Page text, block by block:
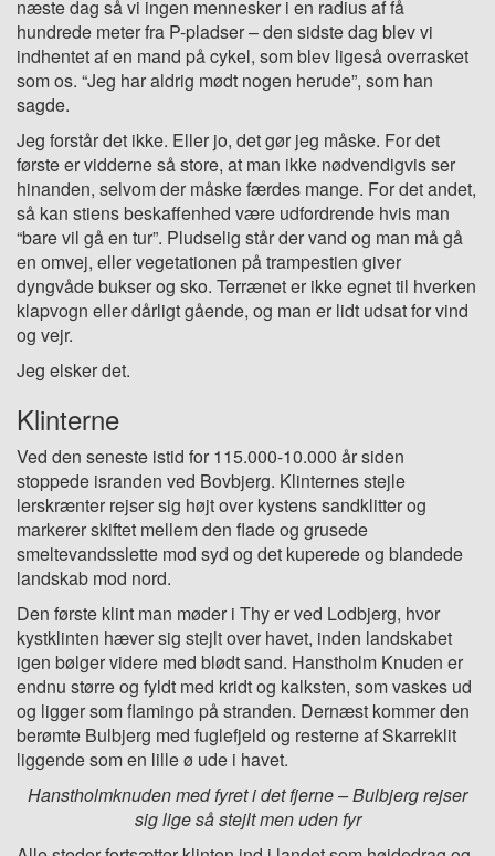
næste dag så vi ingen mennesker i en radius af få
hundrede meter fra P-pladser – den sidste dag blev vi
indhentet af en mand på cykel, som blev ligeså overrasket
som os. “Jeg har aldrig mødt nogen herude”, som han
sagde.
Jeg forstår det ikke. Eller jo, det gør jeg måske. For det
første er vidderne så store, at man ikke nødvendigvis ser
hinanden, selvom der måske færdes mange. For det andet,
så kan stiens beskaffenhed være udfordrende hvis man
“bare vil gå en tur”. Pludselig står der vand og man må gå
en omvej, eller vegetationen på trampestien giver
dyngvåde bukser og sko. Terrænet er ikke egnet til hverken
klapvogn eller dårligt gående, og man er lidt udsat for vind
og vejr.
Jeg elsker det.
Klinterne
Ved den seneste istid for 115.000-10.000 år siden
stoppede isranden ved Bovbjerg. Klinternes stejle
lerskrænter rejser sig højt over kystens sandklitter og
markerer skiftet mellem den flade og grusede
smeltevandsslette mod syd og det kuperede og blandede
landskab mod nord.
Den første klint man møder i Thy er ved Lodbjerg, hvor
kystklinten hæver sig stejlt over havet, inden landskabet
igen bølger videre med blødt sand. Hanstholm Knuden er
endnu større og fyldt med kridt og kalksten, som vaskes ud
og ligger som flamingo på stranden. Dernæst kommer den
berømte Bulbjerg med fuglefjeld og resterne af Skarreklit
liggende som en lille ø ude i havet.
Hanstholmknuden med fyret i det fjerne – Bulbjerg rejser
sig lige så stejlt men uden fyr